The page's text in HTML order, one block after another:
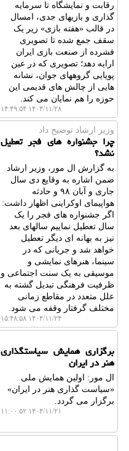
رقابت و نمایشگاه تا سرمایه
گذاری و بازیهای جدی، امسال
در قالب «هفته بازی» زیر یک
سقف جمع شده تا تصویری
فشرده از صنعت بازی ایران
ارایه دهد؛ تصویری که در عین
پویایی گروههای جوان، نشانه
هایی از چالش های قدیمی این
حوزه را هم نمایان می کند.
۱۴۰۴/۱۱/۲۸ ۱۴:۴۹:۵۴
وزیر ارشاد توضیح داد
چرا جشنواره های فجر تعطیل
نشد؟
به گزارش ال مور، وزیر ارشاد
ضمن اشاره به وقایع دی سال
جاری و آبان ۹۸ و حادثه
هواپیمای اوکراینی اظهار داشت:
اگر جشنواره های فجر را یک
سال تعطیل نماییم سالهای بعد
نیز به بهانه ای دیگر تعطیل
خواهد شد و جریانی که در
سینما، هنرهای نمایشی و
موسیقی به یک سنت اجتماعی و
ظرفیت فرهنگی تبدیل گشته به
علل متعدد در مقاطع زمانی
مختلف گرفتار وقفه می شود.
۱۴۰۴/۱۱/۲۴ ۱۵:۴۸:۵۸
برگزاری همایش سیاستگذاری
هنر در ایران
ال مور: اولین همایش ملی
«سیاست گذاری هنر در ایران»
برگزار می گردد.
۱۴۰۴/۱۱/۲۱ ۱۱:۰۰:۵۲